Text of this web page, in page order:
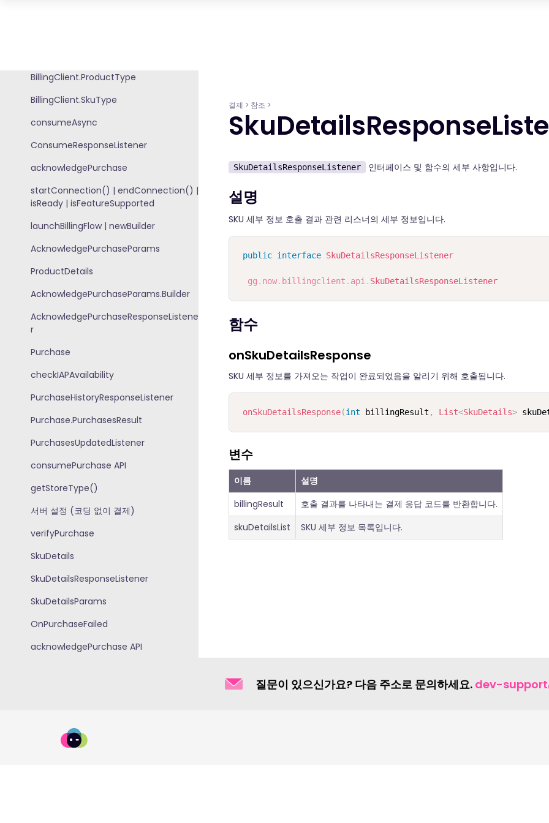
결제 > 참조 >
SkuDetailsResponseListener 인터페이스 및 함수의 세부 사항입니다.
설명
SKU 세부 정보 호출 결과 관련 리스너의 세부 정보입니다.
public interface SkuDetailsResponseListener
gg . now. billingclient . api . SkuDetailsResponseListener
함수
onSkuDetailsResponse
SKU 세부 정보를 가져오는 작업이 완료되었음을 알리기 위해 호출됩니다.
onSkuDetailsResponse(int billingResult , List<SkuDetails>
변수
이름
설명
billingResult
호출 결과를 나타내는 결제 응답 코드를 반환합니다.
skuDetailsList
SKU 세부 정보 목록입니다.
BillingClient.ProductType
BillingClient.SkuType
consumeAsync
ConsumeResponseListener
acknowledgePurchase
startConnection() | endConnection() |
isReady | isFeatureSupported
launchBillingFlow | newBuilder
AcknowledgePurchaseParams
ProductDetails
AcknowledgePurchaseParams.Builder
AcknowledgePurchaseResponseListene
r
Purchase
checkIAPAvailability
PurchaseHistoryResponseListener
Purchase.PurchasesResult
PurchasesUpdatedListener
consumePurchase API
getStoreType()
서버 설정 (코딩 없이 결제)
verifyPurchase
SkuDetails
SkuDetailsResponseListener
SkuDetailsParams
OnPurchaseFailed
acknowledgePurchase API
PurchasedProduct
질문이 있으신가요? 다음 주소로 문의하세요. dev-